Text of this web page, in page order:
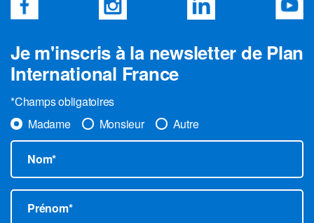
Je m'inscris à la newsletter de Plan
International France
*Champs obligatoires
Madame
Monsieur Autre
Nom*
Prénom*